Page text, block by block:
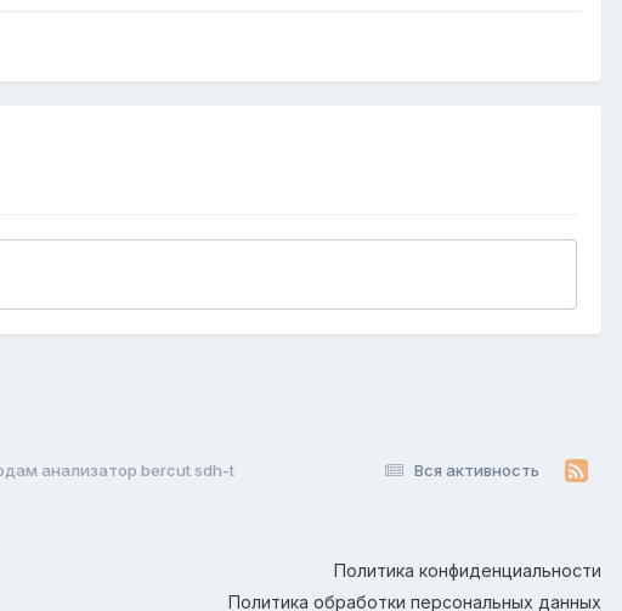
Вся активность
анализатор bercut sdh-t
Политика конфиденциальности
Политика обработки персональных данных